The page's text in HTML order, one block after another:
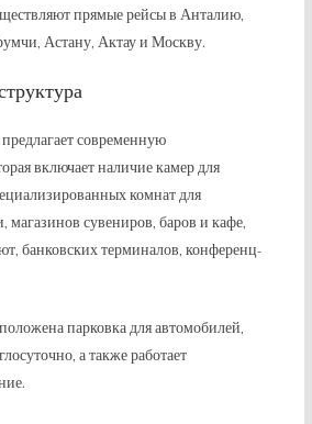
прямые рейсы в Анталию,
Астану, Актау и Москву.
современную
включает наличие камер для
комнат для
магазинов сувениров, баров и кафе,
банковских терминалов, конференц-
парковка для автомобилей,
а также работает